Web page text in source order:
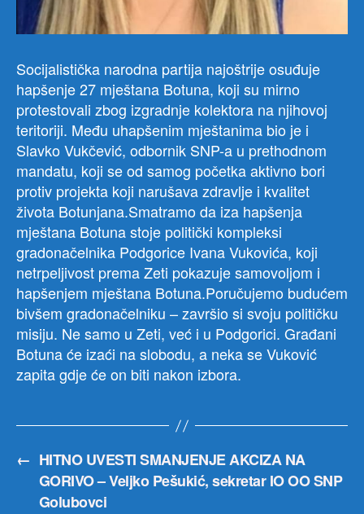
Socijalistička narodna partija najoštrije osuđuje
hapšenje 27 mještana Botuna, koji su mirno
protestovali zbog izgradnje kolektora na njihovoj
teritoriji. Među uhapšenim mještanima bio je i
Slavko Vukčević, odbornik SNP-a u prethodnom
mandatu, koji se od samog početka aktivno bori
protiv projekta koji narušava zdravlje i kvalitet
života Botunjana.Smatramo da iza hapšenja
mještana Botuna stoje politički kompleksi
gradonačelnika Podgorice Ivana Vukovića, koji
netrpeljivost prema Zeti pokazuje samovoljom i
hapšenjem mještana Botuna.Poručujemo budućem
bivšem gradonačelniku – završio si svoju političku
misiju. Ne samo u Zeti, već i u Podgorici. Građani
Botuna će izaći na slobodu, a neka se Vuković
zapita gdje će on biti nakon izbora.
← HITNO UVESTI SMANJENJE AKCIZA NA
GORIVO – Veljko Pešukić, sekretar IO OO SNP
Golubovci